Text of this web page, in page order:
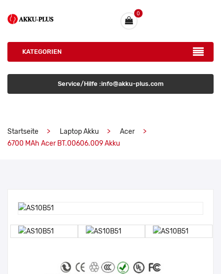
0
KATEGORIEN
Service/Hilfe :info@akku-plus.com
Startseite Laptop Akku
Acer
6700 MAh Acer BT.00606.009 Akku